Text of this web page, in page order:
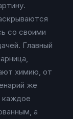
со своими
Главный
химию, от
же
каждое
а